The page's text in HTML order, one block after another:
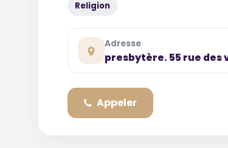
Religion
Adresse
presbytère. 55 rue des
Appeler